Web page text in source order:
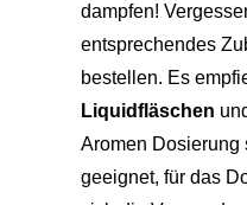
dampfen!
entsprechendes
bestellen. Es
Liquidfläschen
Aromen Dosierung
geeignet, für das